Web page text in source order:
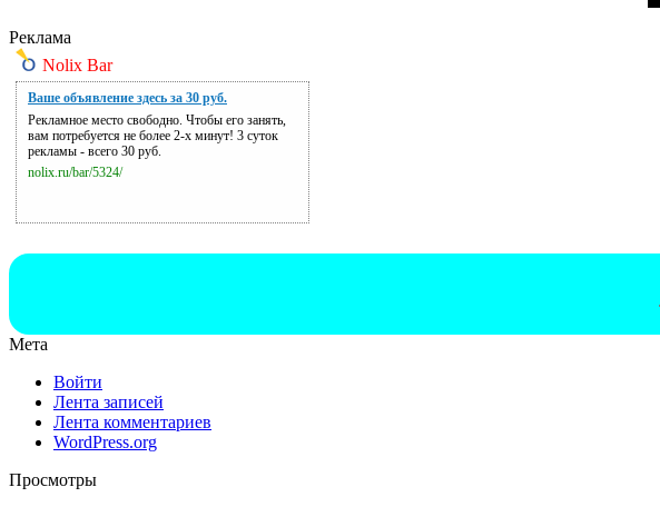
Реклама
Nolix Bar
Ваше объявление здесь за 30 руб.
Рекламное место свободно. Чтобы его занять,
вам потребуется не более 2-х минут! 3 суток
рекламы - всего 30 руб.
nolix.ru/bar/5324/
Мета
Войти
Лента записей
Лента комментариев
WordPress.org
Просмотры